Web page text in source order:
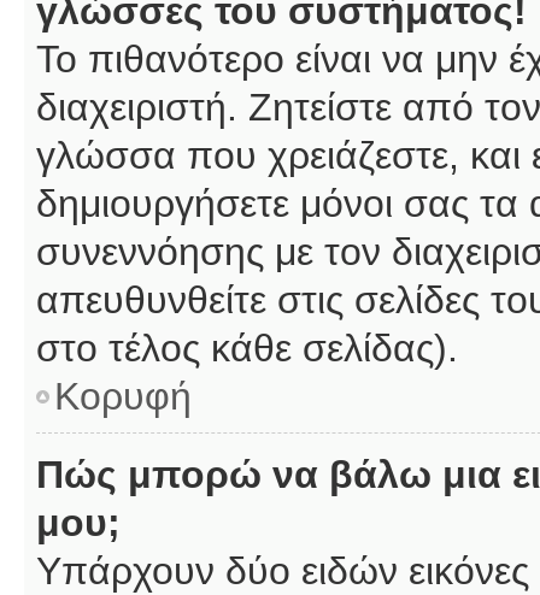
γλώσσες του συστήματος!
Το πιθανότερο είναι να μην
διαχειριστή. Ζητείστε από
γλώσσα που χρειάζεστε, και
δημιουργήσετε μόνοι σας
συνεννόησης με τον
απευθυνθείτε στις
στο τέλος κάθε σελίδας).
Κορυφή
Πώς μπορώ να βάλω μια
μου;
Υπάρχουν δύο ειδών